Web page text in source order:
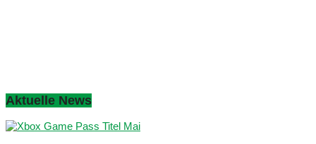
Aktuelle News